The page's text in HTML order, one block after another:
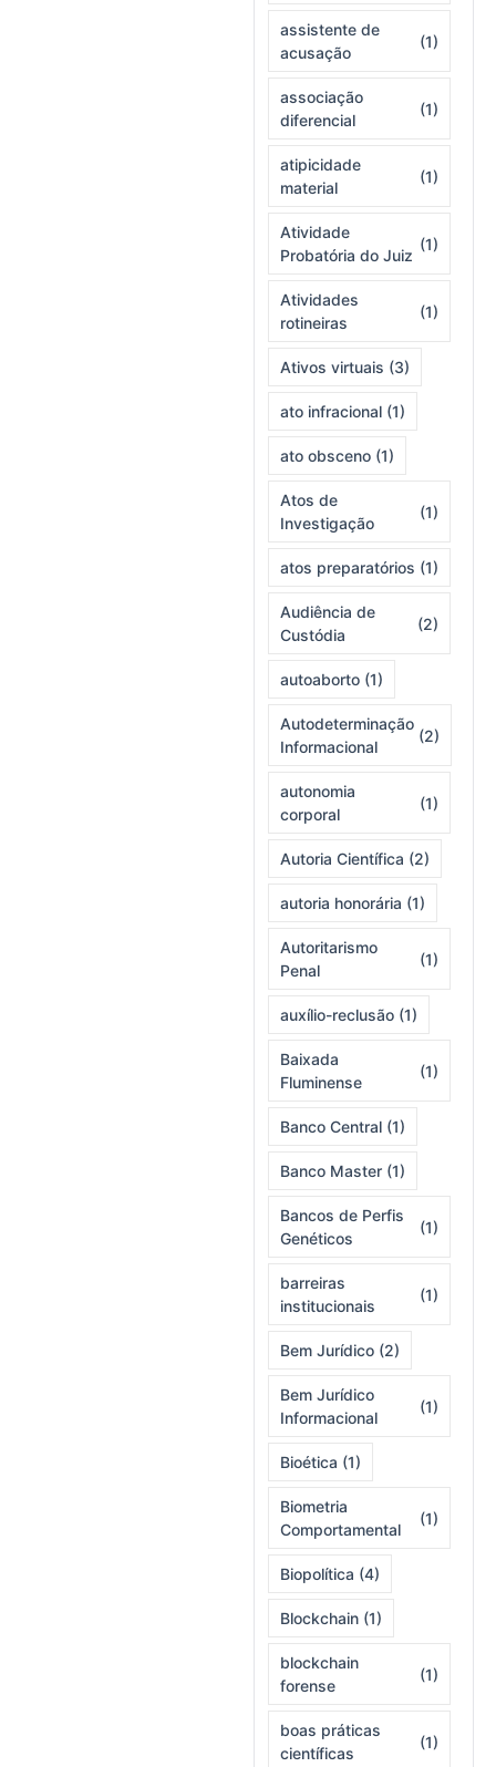
assistente de
acusação
(1)
associação
diferencial
(1)
atipicidade
material
(1)
Atividade
Probatória do Juiz
(1)
Atividades
rotineiras
(1)
Ativos virtuais (3)
ato infracional (1)
ato obsceno (1)
Atos de
Investigação
(1)
atos preparatórios (1)
Audiência de
Custódia
(2)
autoaborto (1)
Autodeterminação
Informacional
(2)
autonomia
corporal
(1)
Autoria Científica (2)
autoria honorária (1)
Autoritarismo
Penal
(1)
auxílio-reclusão (1)
Baixada
Fluminense
(1)
Banco Central (1)
Banco Master (1)
Bancos de Perfis
Genéticos
(1)
barreiras
institucionais
(1)
Bem Jurídico (2)
Bem Jurídico
Informacional
(1)
Bioética (1)
Biometria
Comportamental
(1)
Biopolítica (4)
Blockchain (1)
blockchain
forense
(1)
boas práticas
científicas
(1)